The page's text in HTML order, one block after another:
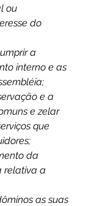
ou
do
a
interno e as
e a
e zelar
que
da
relativa a
as suas